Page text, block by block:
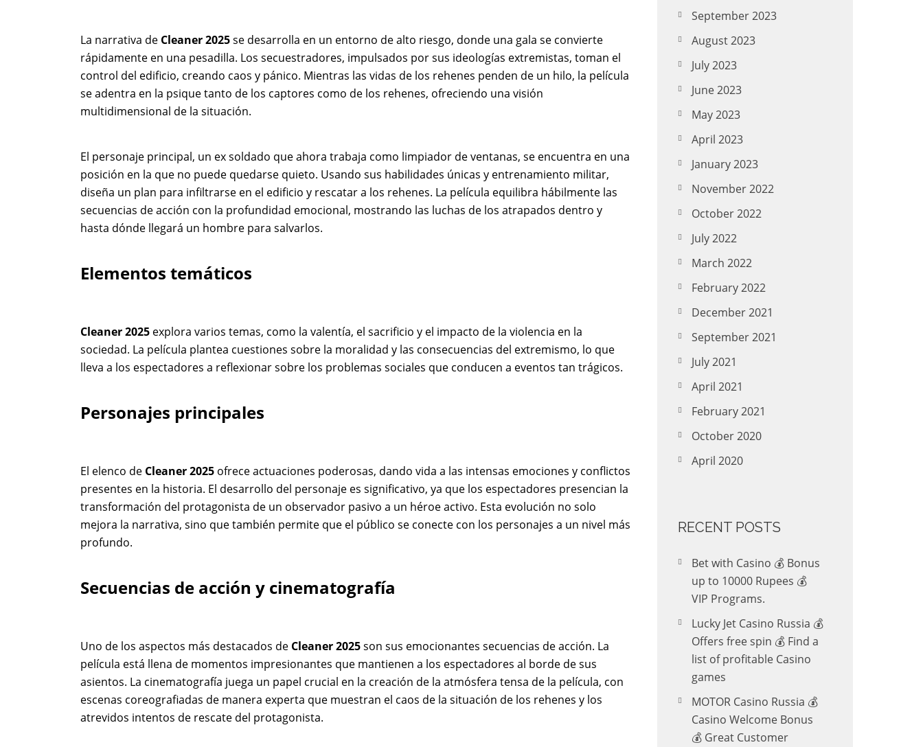
La narrativa de Cleaner 2025se desarrolla en un entorno de alto riesgo, donde una gala se convierte
rápidamente en una pesadilla. Los secuestradores, impulsados ​​por sus ideologías extremistas, toman el
control del edificio, creando caos y pánico. Mientras las vidas de los rehenes penden de un hilo, la película
se adentra en la psique tanto de los captores como de los rehenes, ofreciendo una visión
multidimensional de la situación.
El personaje principal, un ex soldado que ahora trabaja como limpiador de ventanas, se encuentra en una
posición en la que no puede quedarse quieto. Usando sus habilidades únicas y entrenamiento militar,
diseña un plan para infiltrarse en el edificio y rescatar a los rehenes. La película equilibra hábilmente las
secuencias de acción con la profundidad emocional, mostrando las luchas de los atrapados dentro y
hasta dónde llegará un hombre para salvarlos.
Elementos temáticos
Cleaner 2025 explora varios temas, como la valentía, el sacrificio y el impacto de la violencia en la
sociedad. La película plantea cuestiones sobre la moralidad y las consecuencias del extremismo, lo que
lleva a los espectadores a reflexionar sobre los problemas sociales que conducen a eventos tan trágicos.
Personajes principales
El elenco de Cleaner 2025 ofrece actuaciones poderosas, dando vida a las intensas emociones y conflictos
presentes en la historia. El desarrollo del personaje es significativo, ya que los espectadores presencian la
transformación del protagonista de un observador pasivo a un héroe activo. Esta evolución no solo
mejora la narrativa, sino que también permite que el público se conecte con los personajes a un nivel más
profundo.
Secuencias de acción y cinematografía
Uno de los aspectos más destacados de Cleaner 2025son sus emocionantes secuencias de acción. La
película está llena de momentos impresionantes que mantienen a los espectadores al borde de sus
asientos. La cinematografía juega un papel crucial en la creación de la atmósfera tensa de la película, con
escenas coreografiadas de manera experta que muestran el caos de la situación de los rehenes y los
atrevidos intentos de rescate del protagonista.
September 2023
August 2023
July 2023
June 2023
May 2023
April 2023
January 2023
November 2022
October 2022
July 2022
March 2022
February 2022
December 2021
September 2021
July 2021
April 2021
February 2021
October 2020
April 2020
RECENT POSTS
Bet with Casino 💰 Bonus
up to 10000 Rupees 💰
VIP Programs.
Lucky Jet Casino Russia 💰
Offers free spin 💰 Find a
list of profitable Casino
games
MOTOR Casino Russia 💰
Casino Welcome Bonus
💰 Great Customer